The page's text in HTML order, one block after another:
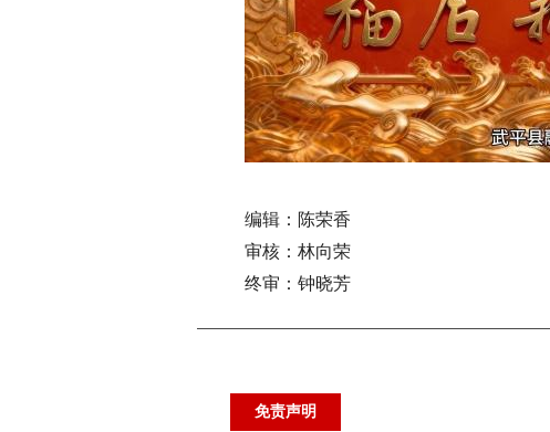
编辑：陈荣香
审核：林向荣
终审：钟晓芳
免责声明